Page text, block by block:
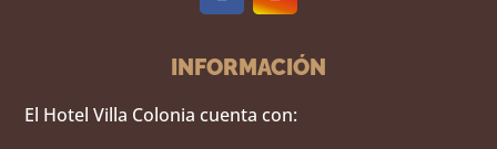
INFORMACIÓN
El Hotel Villa Colonia cuenta con: